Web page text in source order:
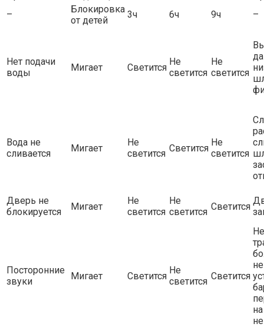
–
Блокировка
от детей
3ч 6ч 9ч –
Нет подачи
воды
Мигает Светится
Не
светится
Не
светится
Вода не
сливается
Мигает
Не
светится Светится
Не
светится
Дверь не
блокируется
Мигает
Не
светится
Не
светится Светится
Посторонние
звуки
Мигает Светится
Не
светится Светится